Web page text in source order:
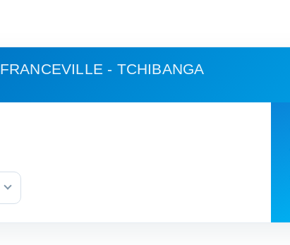
FRANCEVILLE - TCHIBANGA